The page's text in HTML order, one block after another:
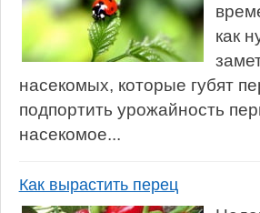
как
насекомых, которые губят
подпортить урожайность
насекомое...
Как вырастить перец